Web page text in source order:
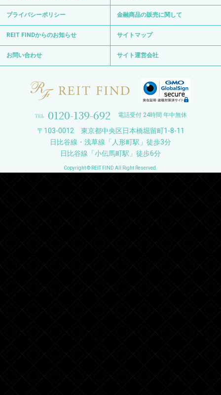
プライバシーポリシー 金融商品の販売に関して
REIT FINDからのお知らせ サイトマップ
お問い合わせ サイト運営会社
0120-139-692 電話受付 24時間 年中無休
〒103-0012 東京都中央区日本橋堀留町1-8-11
日比谷線・浅草線「人形町駅」徒歩3分
日比谷線「小伝馬町駅」徒歩6分
Copyright © REIT FIND All Right Reserved.